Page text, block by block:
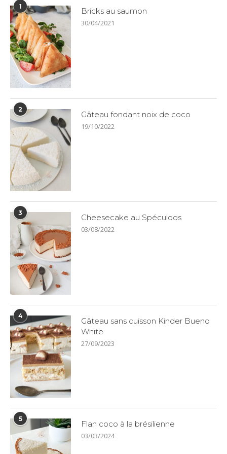
1
Bricks au saumon
30/04/2021
2
Gâteau fondant noix de coco
19/10/2022
3
Cheesecake au Spéculoos
03/08/2022
4
Gâteau sans cuisson Kinder Bueno
White
27/09/2023
5
Flan coco à la brésilienne
03/03/2024